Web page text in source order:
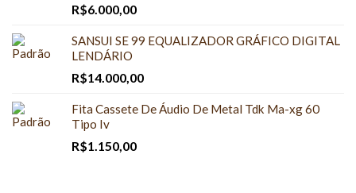
R$6.000,00
SANSUI SE 99 EQUALIZADOR GRÁFICO DIGITAL
LENDÁRIO
R$14.000,00
Fita Cassete De Áudio De Metal Tdk Ma-xg 60
Tipo Iv
R$1.150,00